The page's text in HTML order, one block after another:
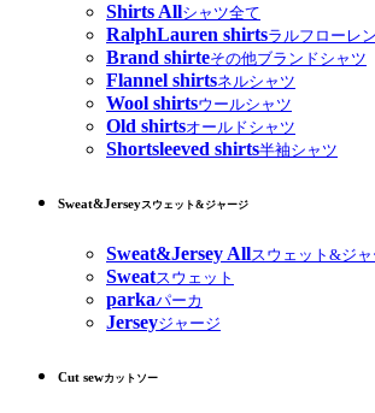
Shirts Allシャツ全て
RalphLauren shirtsラルフローレ
Brand shirteその他ブランドシャツ
Flannel shirtsネルシャツ
Wool shirtsウールシャツ
Old shirtsオールドシャツ
Shortsleeved shirts半袖シャツ
Sweat&Jerseyスウェット&ジャージ
Sweat&Jersey Allスウェット&ジ
Sweatスウェット
parkaパーカ
Jerseyジャージ
Cut sewカットソー